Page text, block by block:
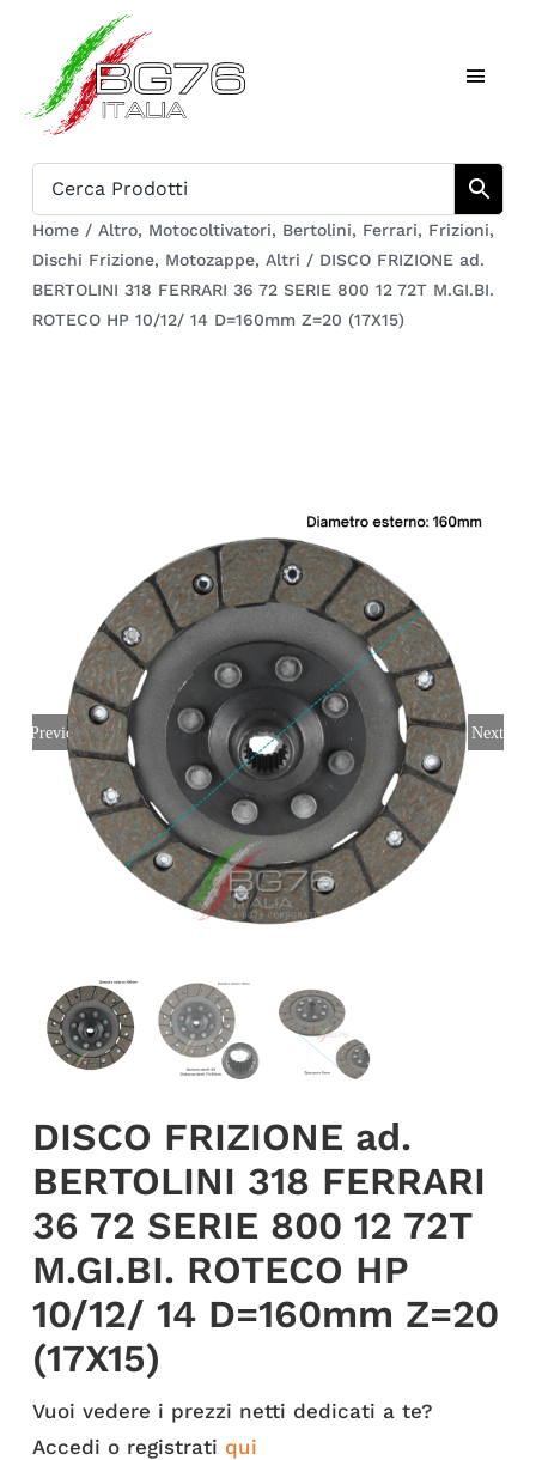
contenuto
Toggle
Catalogo
Chi siamo
Italiano
Home / Altro, Motocoltivatori, Bertolini, Ferrari, Frizioni,
Dischi Frizione, Motozappe, Altri / DISCO FRIZIONE ad.
BERTOLINI 318 FERRARI 36 72 SERIE 800 12 72T M.GI.BI.
ROTECO HP 10/12/ 14 D=160mm Z=20 (17X15)
Previous Next
DISCO FRIZIONE ad.
BERTOLINI 318 FERRARI
36 72 SERIE 800 12 72T
M.GI.BI. ROTECO HP
10/12/ 14 D=160mm Z=20
(17X15)
Vuoi vedere i prezzi netti dedicati a te?
Accedi o registrati qui